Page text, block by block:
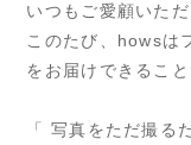
いつもご愛顧いた
このたび、howsは
をお届けできること
「 写真をただ撮る